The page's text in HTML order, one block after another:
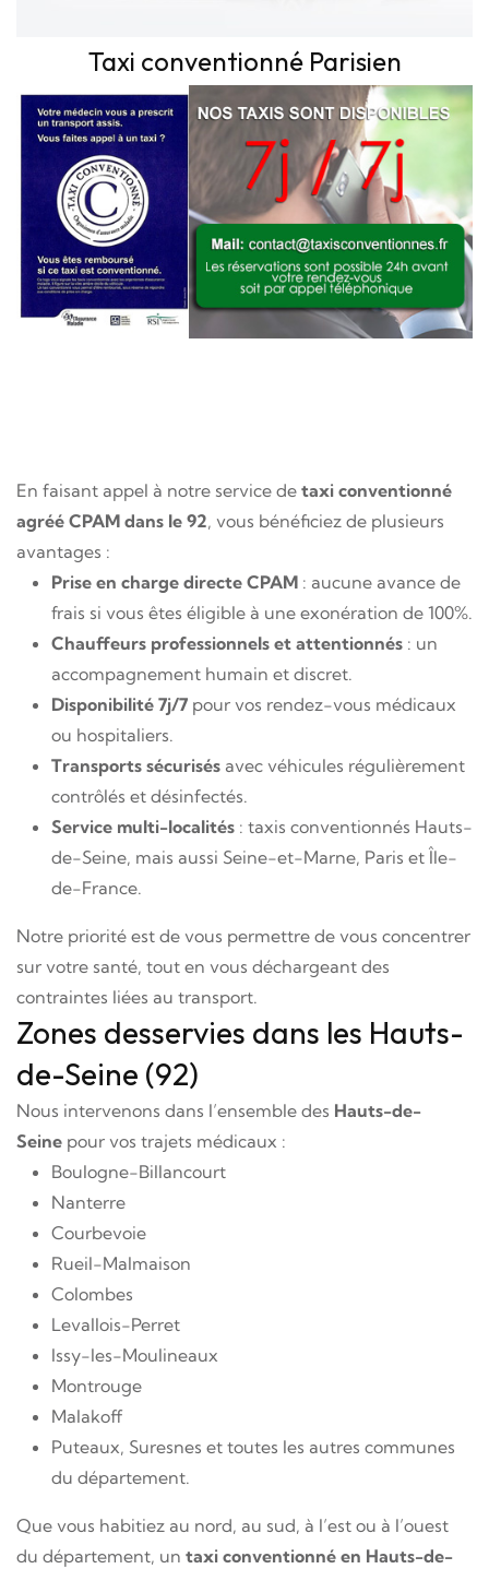
Taxi conventionné Parisien
En faisant appel à notre service de taxi conventionné
agréé CPAM dans le 92, vous bénéficiez de plusieurs
avantages :
Prise en charge directe CPAM : aucune avance de
frais si vous êtes éligible à une exonération de 100%.
Chauffeurs professionnels et attentionnés : un
accompagnement humain et discret.
Disponibilité 7j/7 pour vos rendez-vous médicaux
ou hospitaliers.
Transports sécurisés avec véhicules régulièrement
contrôlés et désinfectés.
Service multi-localités : taxis conventionnés Hauts-
de-Seine, mais aussi Seine-et-Marne, Paris et Île-
de-France.
Notre priorité est de vous permettre de vous concentrer
sur votre santé, tout en vous déchargeant des
contraintes liées au transport.
Zones desservies dans les Hauts-
de-Seine (92)
Nous intervenons dans l’ensemble des Hauts-de-
Seine pour vos trajets médicaux :
Boulogne-Billancourt
Nanterre
Courbevoie
Rueil-Malmaison
Colombes
Levallois-Perret
Issy-les-Moulineaux
Montrouge
Malakoff
Puteaux, Suresnes et toutes les autres communes
du département.
Que vous habitiez au nord, au sud, à l’est ou à l’ouest
du département, un taxi conventionné en Hauts-de-